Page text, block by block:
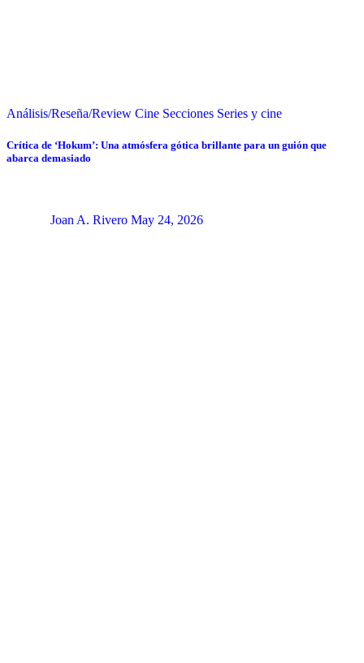
Análisis/Reseña/Review Cine Secciones Series y cine
Crítica de ‘Hokum’: Una atmósfera gótica brillante para un guión que
abarca demasiado
Joan A. Rivero May 24, 2026